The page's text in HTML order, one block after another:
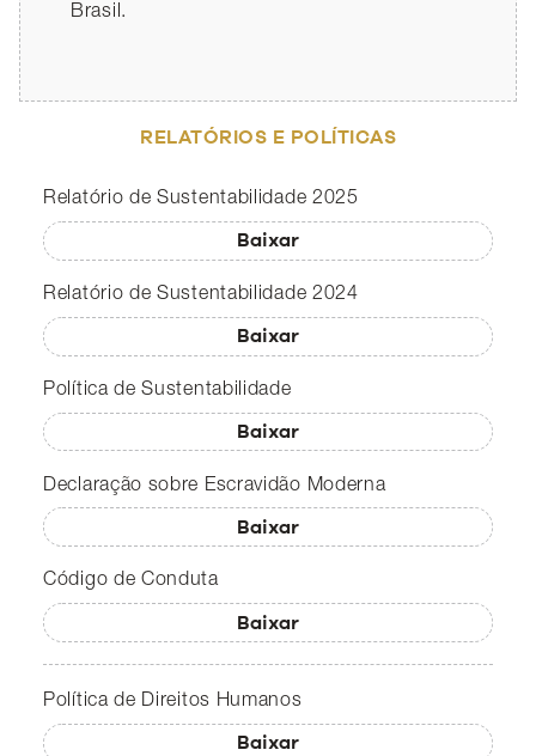
Brasil.
Brasil.
Brasil.
RELATÓRIOS E POLÍTICAS
Relatório de Sustentabilidade 2025
Baixar
Relatório de Sustentabilidade 2024
Baixar
Política de Sustentabilidade
Baixar
Declaração sobre Escravidão Moderna
Baixar
Código de Conduta
Baixar
Política de Direitos Humanos
Baixar